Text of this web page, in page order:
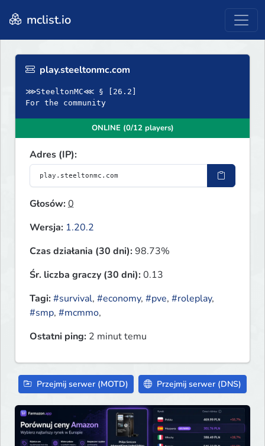
mclist.io
play.steeltonmc.com
⋙SteeltonMC⋘ § [26.2]
For the community
ONLINE (0/12 players)
Adres (IP):
Głosów:0
Wersja: 1.20.2
Czas działania (30 dni):98.73%
Śr. liczba graczy (30 dni):0.13
Tagi:#survival, #economy, #pve, #roleplay,
#smp, #mcmmo,
Ostatni ping: 2 minut temu
Przejmij serwer (MOTD) Przejmij serwer (DNS)